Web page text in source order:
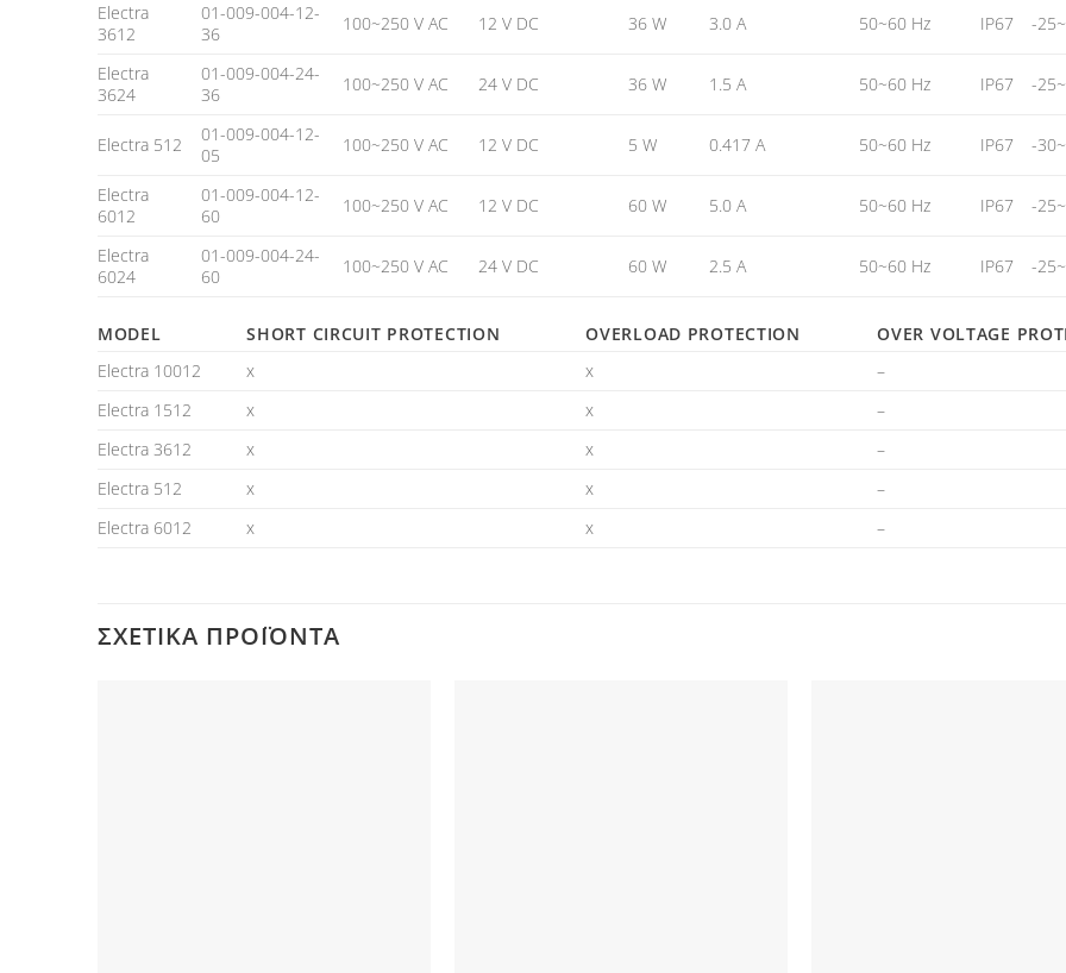
Electra
3612
01-009-004-12-
36
100~250 V AC 12 V DC 36 W 3.0 A 50~60 Hz IP67 -
Electra
3624
01-009-004-24-
36
100~250 V AC 24 V DC 36 W 1.5 A 50~60 Hz IP67 -
Electra 512
01-009-004-12-
05
100~250 V AC 12 V DC 5 W 0.417 A 50~60 Hz IP67 -
Electra
6012
01-009-004-12-
60
100~250 V AC 12 V DC 60 W 5.0 A 50~60 Hz IP67 -
Electra
6024
01-009-004-24-
60
100~250 V AC 24 V DC 60 W 2.5 A 50~60 Hz IP67 -
MODEL SHORT CIRCUIT PROTECTION OVERLOAD PROTECTION OVER VOLTAGE
Electra 10012
x x –
Electra 1512
x x –
Electra 3612
x x –
Electra 512
x x –
Electra 6012
x x –
ΣΧΕΤΙΚΆ ΠΡΟΪΌΝΤΑ